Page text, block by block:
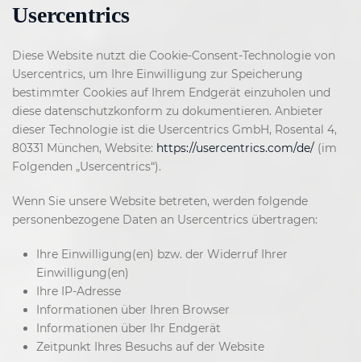
Usercentrics
Diese Website nutzt die Cookie-Consent-Technologie von
Usercentrics, um Ihre Einwilligung zur Speicherung
bestimmter Cookies auf Ihrem Endgerät einzuholen und
diese datenschutzkonform zu dokumentieren. Anbieter
dieser Technologie ist die Usercentrics GmbH, Rosental 4,
80331 München, Website: https://usercentrics.com/de/ (im
Folgenden „Usercentrics“).
Wenn Sie unsere Website betreten, werden folgende
personenbezogene Daten an Usercentrics übertragen:
Ihre Einwilligung(en) bzw. der Widerruf Ihrer
Einwilligung(en)
Ihre IP-Adresse
Informationen über Ihren Browser
Informationen über Ihr Endgerät
Zeitpunkt Ihres Besuchs auf der Website